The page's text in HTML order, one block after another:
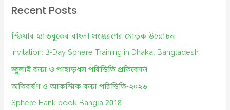
c
f
o
r
Recent Posts
স্ফিয়ার হ্যান্ডবুকের বাংলা সংস্করণের মোড়ক উন্মোচন
Invitation: 3-Day Sphere Training in Dhaka, Bangladesh
জুলাই বন্যা ও পাহাড়ধস পরিস্থিতি প্রতিবেদন
অতিবর্ষণ ও আকস্মিক বন্যা পরিস্থিতি-২০২৬
Sphere Hank book Bangla 2018